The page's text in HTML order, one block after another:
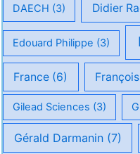
DAECH (3) Didier
Edouard Philippe (3)
France (6)
Gilead Sciences (3)
Gérald Darmanin(7)